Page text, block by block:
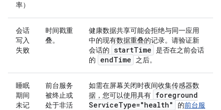
率）
会话
写入
失败
时间戳重
叠。
健康数据共享可能会拒绝与同一应用
中的现有数据重叠的记录。请验证新
会话的 startTime 是否在之前会话
的
endTime 之后。
睡眠
期间
未记
前台服务
被终止或
处于非活
如需在屏幕关闭时夜间收集传感器数
据，您可以使用具有 foreground
ServiceType="health" 的前台服